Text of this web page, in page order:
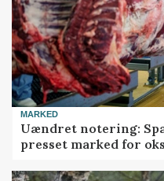
MARKED
Uændret notering:
presset marked for